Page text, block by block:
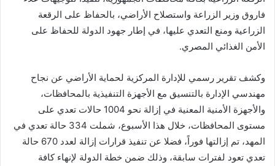
فاروق وزير الزراعة واستصلاح الأراضي، بالحفاظ على الرقعة
الزراعية ومنع التعدي عليها، في إطار جهود الدولة للحفاظ على
الأمن الغذائي المصري.
وكشف تقرير رسمي للإدارة المركزية لحماية الأراضي عن نجاح
مهندسي الإدارة بالتنسيق مع الأجهزة التنفيذية بالمحافظات،
والأجهزة الأمنية المعنية في إزالة نحو 1004 حالات تعدي على
مستوى المحافظات، خلال هذا الأسبوع، شملت 334 حالة تعدي في
المهد، تم إزالتها فوراً، فضلا عن تنفيذ قرارات إزالة لعدد 670 حالة
تعدي تعود لفترات سابقة، وذلك ضمن خطة الدولة لإنهاء كافة